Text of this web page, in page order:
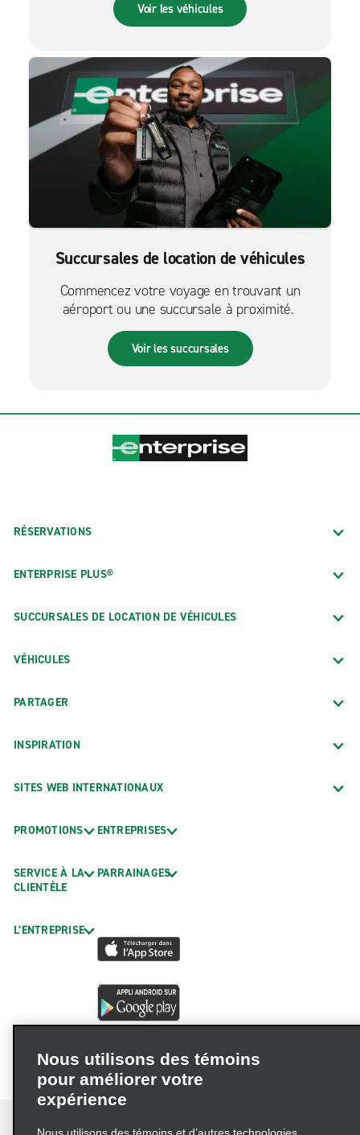
Voir les véhicules
Succursales de location de véhicules
Commencez votre voyage en trouvant un
aéroport ou une succursale à proximité.
Voir les succursales
RÉSERVATIONS
ENTERPRISE PLUS®
SUCCURSALES DE LOCATION DE VÉHICULES
VÉHICULES
PARTAGER
INSPIRATION
SITES WEB INTERNATIONAUX
PROMOTIONS
SERVICE À LA
CLIENTÈLE
L’ENTREPRISE
ENTREPRISES
PARRAINAGES
Nous utilisons des témoins
pour améliorer votre
expérience